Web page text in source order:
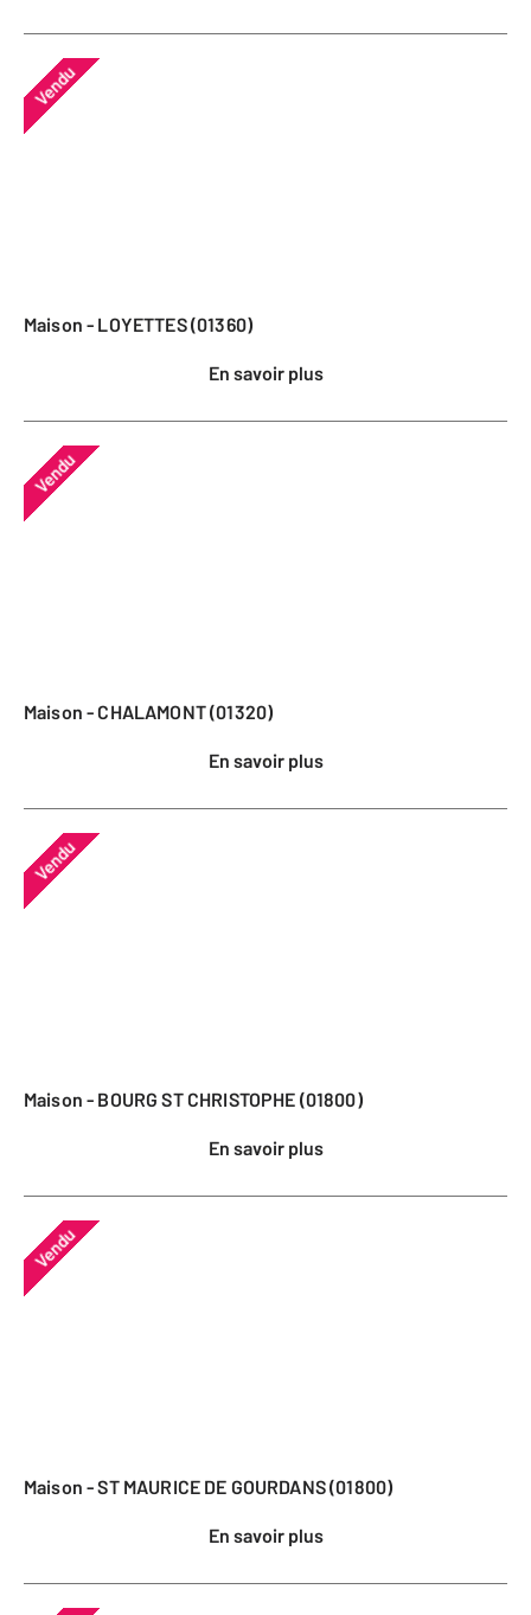
Vendu
Maison - LOYETTES (01360)
En savoir plus
Vendu
Maison - CHALAMONT (01320)
En savoir plus
Vendu
Maison - BOURG ST CHRISTOPHE (01800)
En savoir plus
Vendu
Maison - ST MAURICE DE GOURDANS (01800)
En savoir plus